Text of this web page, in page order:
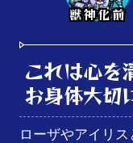
獣神化前
これは心
お身体大切
ローザやアイリ